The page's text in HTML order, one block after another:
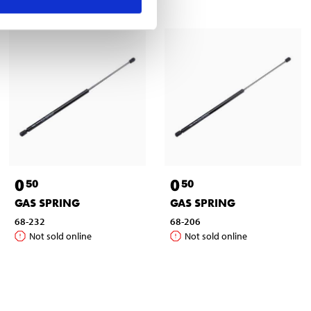
050
GAS SPRING
68-232
Not sold online
050
GAS SPRING
68-206
Not sold online